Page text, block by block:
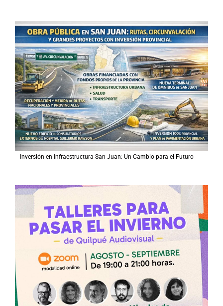
Inversión en Infraestructura San Juan: Un Cambio para el Futuro